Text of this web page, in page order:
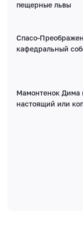
Введите код:
пещерные львы
Спасо-
кафедральный
Мамонтенок Дима
настоящий или